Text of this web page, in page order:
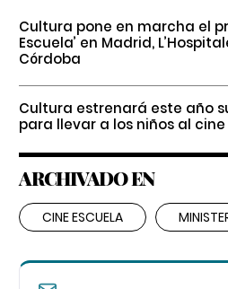
Cultura pone en marcha el
Escuela’ en Madrid,
Córdoba
Cultura estrenará este año
para llevar a los niños al
ARCHIVADO EN
CINE ESCUELA